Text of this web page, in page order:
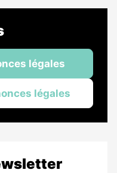
légales
légales